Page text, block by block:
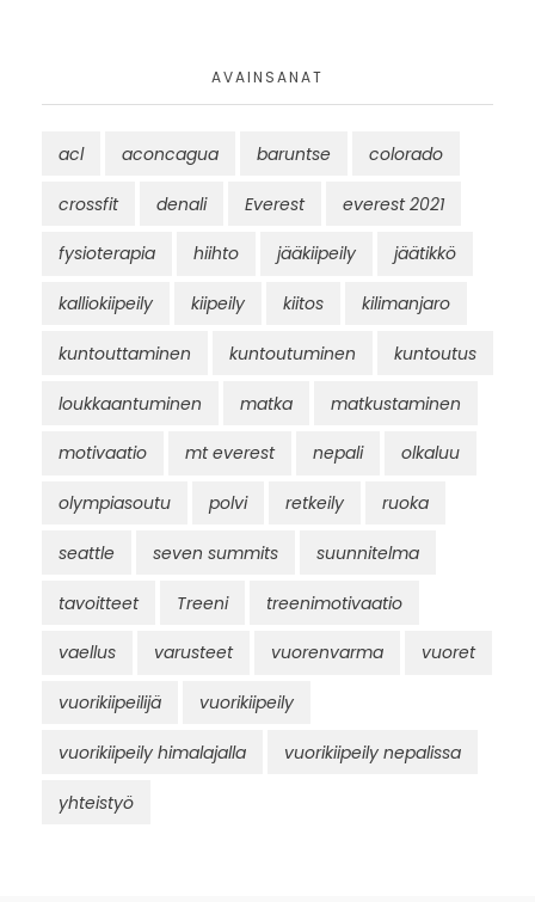
AVAINSANAT
acl aconcagua baruntse colorado
crossfit denali Everest everest 2021
fysioterapia hiihto jääkiipeily jäätikkö
kalliokiipeily kiipeily kiitos kilimanjaro
kuntouttaminen kuntoutuminen kuntoutus
loukkaantuminen matka matkustaminen
motivaatio mt everest nepali olkaluu
olympiasoutu polvi retkeily ruoka
seattle seven summits suunnitelma
tavoitteet Treeni treenimotivaatio
vaellus varusteet vuorenvarma vuoret
vuorikiipeilijä vuorikiipeily
vuorikiipeily himalajalla vuorikiipeily nepalissa
yhteistyö